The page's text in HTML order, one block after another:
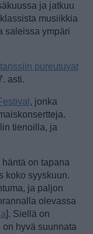
ja jatkuu
musiikkia
saleissa ympäri
pureutuvat
asti.
, jonka
tienoilla, ja
on tapana
koko syyskuun.
ja paljon
olevassa
]. Siellä on
hyvä suunnata